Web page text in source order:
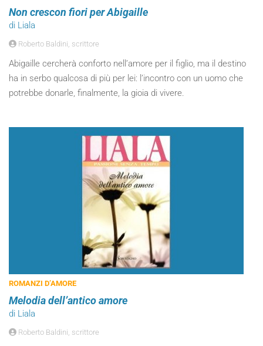
Non crescon fiori per Abigaille
di Liala
Roberto Baldini, scrittore
Abigaille cercherà conforto nell’amore per il figlio, ma il destino
ha in serbo qualcosa di più per lei: l’incontro con un uomo che
potrebbe donarle, finalmente, la gioia di vivere.
ROMANZI D’AMORE
Melodia dell’antico amore
di Liala
Roberto Baldini, scrittore